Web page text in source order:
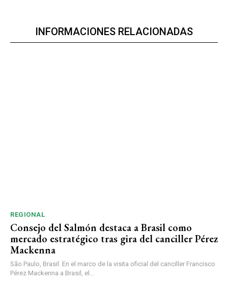
INFORMACIONES RELACIONADAS
REGIONAL
Consejo del Salmón destaca a Brasil como
mercado estratégico tras gira del canciller Pérez
Mackenna
São Paulo, Brasil. En el marco de la visita oficial del canciller Francisco
Pérez Mackenna a Brasil, el...